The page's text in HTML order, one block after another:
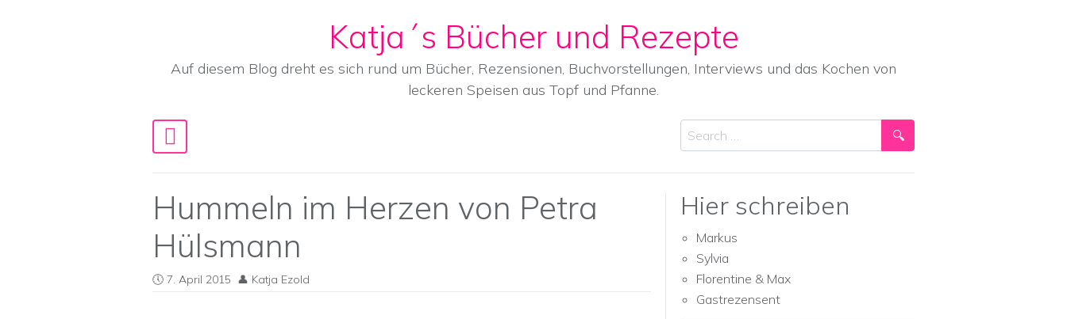
Katja´s Bücher und Rezepte
Auf diesem Blog dreht es sich rund um Bücher, Rezensionen, Buchvorstellungen, Interviews und das Kochen von
leckeren Speisen aus Topf und Pfanne.
Main Navigation
Search
Hummeln im Herzen von Petra
Hülsmann
7. April 2015 Katja Ezold
Hier schreiben
Markus
Sylvia
Florentine & Max
Gastrezensent